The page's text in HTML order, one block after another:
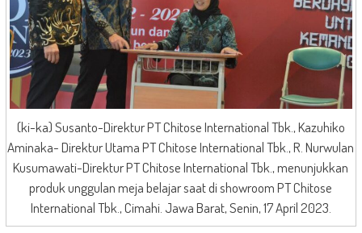
(ki-ka) Susanto-Direktur PT Chitose International Tbk., Kazuhiko
Aminaka- Direktur Utama PT Chitose International Tbk., R. Nurwulan
Kusumawati-Direktur PT Chitose International Tbk., menunjukkan
produk unggulan meja belajar saat di showroom PT Chitose
International Tbk., Cimahi. Jawa Barat, Senin, 17 April 2023.